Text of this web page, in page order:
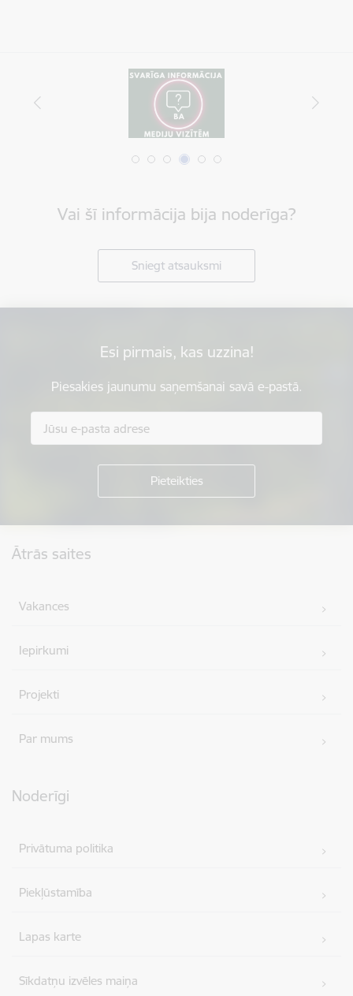
Vai šī informācija bija noderīga?
Sniegt atsauksmi
Esi pirmais, kas uzzina!
Piesakies jaunumu saņemšanai savā e-pastā.
Ātrās saites
Vakances
Iepirkumi
Projekti
Par mums
Noderīgi
Privātuma politika
Piekļūstamība
Lapas karte
Sīkdatņu izvēles maiņa